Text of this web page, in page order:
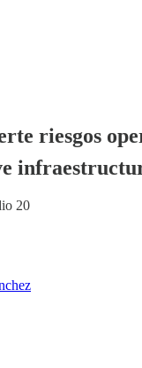
riesgos
20